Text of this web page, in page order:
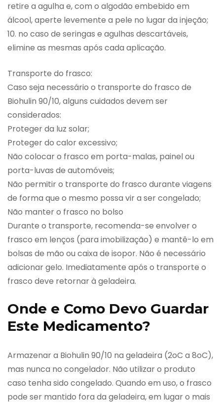
retire a agulha e, com o algodão embebido em
álcool, aperte levemente a pele no lugar da injeção;
10. no caso de seringas e agulhas descartáveis,
elimine as mesmas após cada aplicação.
Transporte do frasco:
Caso seja necessário o transporte do frasco de
Biohulin 90/10, alguns cuidados devem ser
considerados:
Proteger da luz solar;
Proteger do calor excessivo;
Não colocar o frasco em porta-malas, painel ou
porta-luvas de automóveis;
Não permitir o transporte do frasco durante viagens
de forma que o mesmo possa vir a ser congelado;
Não manter o frasco no bolso
Durante o transporte, recomenda-se envolver o
frasco em lenços (para imobilização) e mantê-lo em
bolsas de mão ou caixa de isopor. Não é necessário
adicionar gelo. Imediatamente após o transporte o
frasco deve retornar à geladeira.
Onde e Como Devo Guardar
Este Medicamento?
Armazenar a Biohulin 90/10 na geladeira (2oC a 8oC),
mas nunca no congelador. Não utilizar o produto
caso tenha sido congelado. Quando em uso, o frasco
pode ser mantido fora da geladeira, em lugar o mais